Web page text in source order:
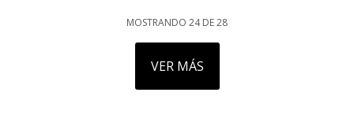
MOSTRANDO 24DE28
VER MÁS